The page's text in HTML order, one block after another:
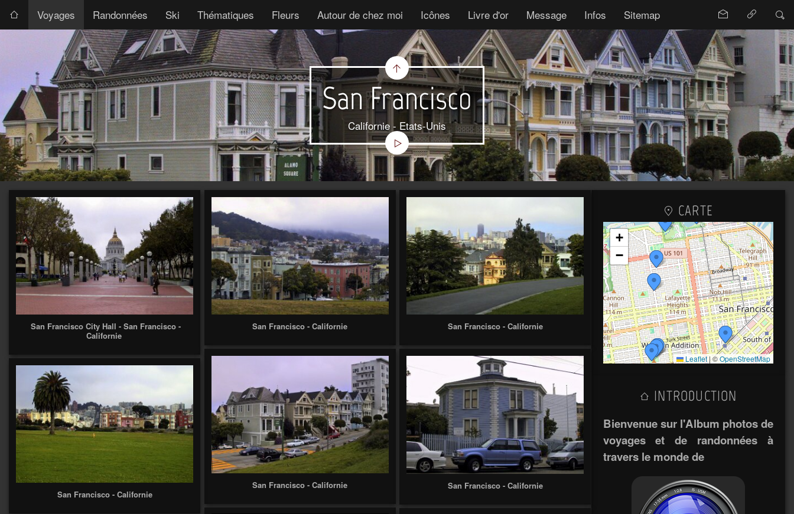
Voyages Randonnées Ski Thématiques Fleurs Autour de chez moi Icônes Livre d'or Message Infos Sitemap
San Francisco
Californie - Etats-Unis
San Francisco City Hall - San Francisco -
Californie
San Francisco - Californie San Francisco - Californie
San Francisco - Californie San Francisco - Californie
San Francisco - Californie
CARTE
+
−
Leaflet|©OpenStreetMap
INTRODUCTION
Bienvenue sur l'Album photos de
voyages et de randonnées à
travers le monde de